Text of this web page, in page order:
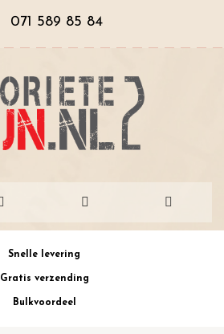
071 589 85 84
Snelle levering
Gratis verzending
Bulkvoordeel